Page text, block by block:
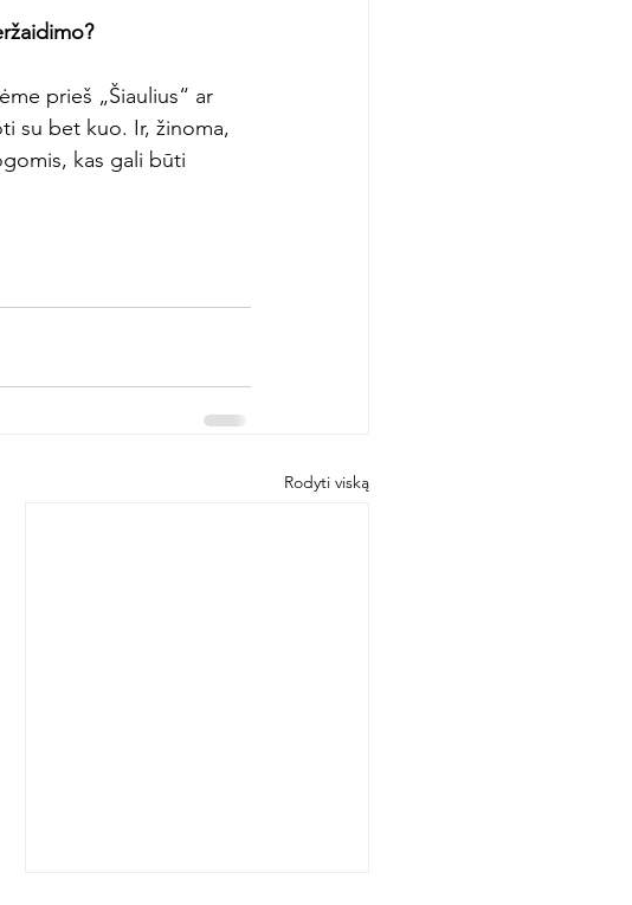
prieš „Šiaulius“ ar
su bet kuo. Ir, žinoma,
kas gali būti
Rodyti viską